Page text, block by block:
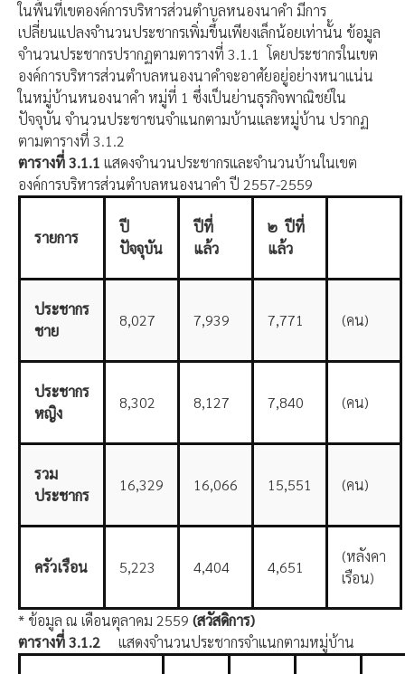
ในพื้นที่เขตองค์การบริหารส่วนตำบลหนองนาคำ มีการ
เปลี่ยนแปลงจำนวนประชากรเพิ่มขึ้นเพียงเล็กน้อยเท่านั้น ข้อมูล
จำนวนประชากรปรากฏตามตารางที่ 3.1.1 โดยประชากรในเขต
องค์การบริหารส่วนตำบลหนองนาคำจะอาศัยอยู่อย่างหนาแน่น
ในหมู่บ้านหนองนาคำ หมู่ที่ 1 ซึ่งเป็นย่านธุรกิจพาณิชย์ใน
ปัจจุบัน จำนวนประชาชนจำแนกตามบ้านและหมู่บ้าน ปรากฏ
ตามตารางที่ 3.1.2
ตารางที่3.1.1 แสดงจำนวนประชากรและจำนวนบ้านในเขต
องค์การบริหารส่วนตำบลหนองนาคำ ปี 2557-2559
รายการ
ปี
ปัจจุบัน
ปีที่
แล้ว
๒ ปีที่
แล้ว
ประชากร
ชาย
8,027 7,939 7,771 (คน)
ประชากร
หญิง
8,302 8,127 7,840 (คน)
รวม
ประชากร
16,329 16,066 15,551 (คน)
ครัวเรือน 5,223 4,404 4,651
(หลังคา
เรือน)
* ข้อมูล ณ เดือนตุลาคม 2559 (สวัสดิการ)
ตารางที่3.1.2 แสดงจำนวนประชากรจำแนกตามหมู่บ้าน